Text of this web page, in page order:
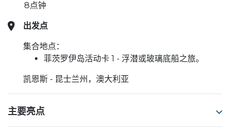
8点钟
出发点
集合地点：
菲茨罗伊岛活动卡 1 - 浮潜或玻璃底船之旅。
凯恩斯 - 昆士兰州，澳大利亚
主要亮点